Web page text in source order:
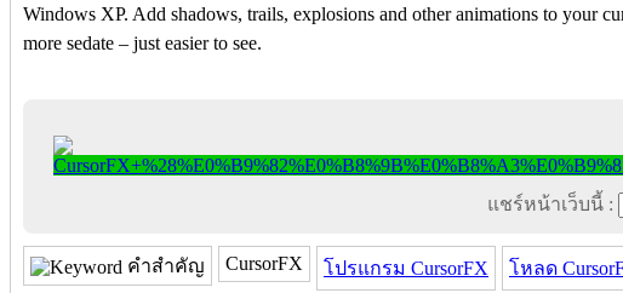
Windows XP. Add shadows, trails, explosions and other animations to your
more sedate – just easier to see.
แชร์หน้าเว็บนี้ :
คำสำคัญ CursorFX โปรแกรม CursorFX โหลด